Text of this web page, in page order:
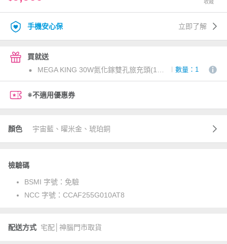
收藏
手機安心保 立即了解
買就送
MEGA KING 30W氮化鎵雙孔旅充頭(1C1A) 白
數量：1
※不適用優惠券
顏色 宇宙藍、曜米金、琥珀銅
檢驗碼
BSMI 字號： 免驗
NCC 字號： CCAF255G010AT8
配送方式 宅配│神腦門市取貨